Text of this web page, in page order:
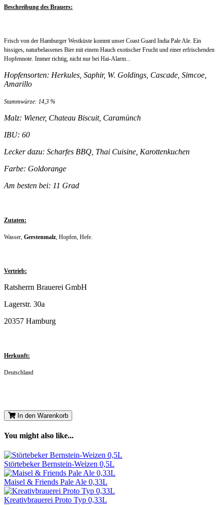
Beschreibung des Brauers:
Frisch von der Hamburger Westküste kommt unser Coast Guard India Pale Ale. Ein
bissiges, naturbelassenes Bier mit einem Hauch exotischer Frucht und einer erfrischenden
Hopfennote. Immer richtig, nicht nur bei Hai-Alarm...
Hopfensorten: Herkules, Saphir, W. Goldings, Cascade, Simcoe,
Amarillo
Stammwürze: 14,3 %
Malz: Wiener, Chateau Biscuit, Caramünch
IBU: 60
Lecker dazu: Scharfes BBQ, Thai Cuisine, Karottenkuchen
Farbe: Goldorange
Am besten bei: 11 Grad
Zutaten:
Wasser, Gerstenmalz, Hopfen, Hefe.
Vertrieb:
Ratsherrn Brauerei GmbH
Lagerstr. 30a
20357 Hamburg
Herkunft:
Deutschland
In den Warenkorb
You might also like...
Störtebeker Bernstein-Weizen 0,5L
Maisel & Friends Pale Ale 0,33L
Kreativbrauerei Proto Typ 0,33L